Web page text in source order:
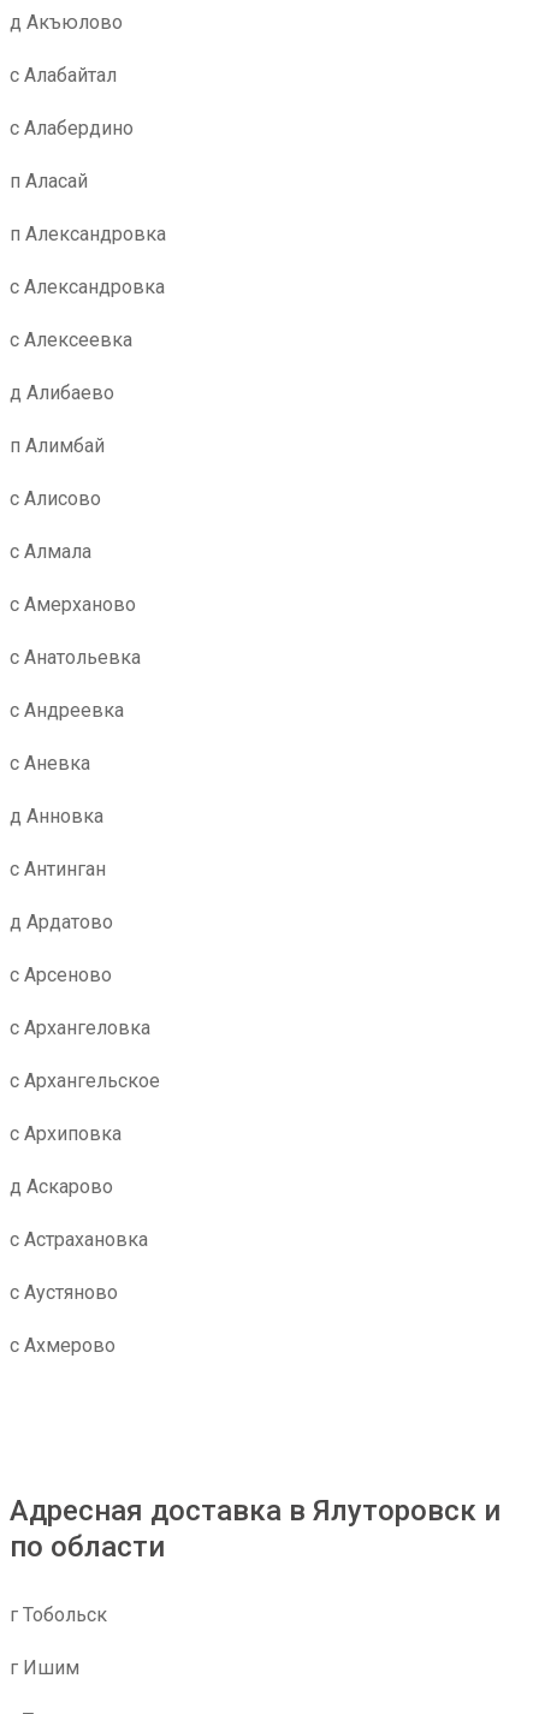
д Акъюлово
с Алабайтал
с Алабердино
п Аласай
п Александровка
с Александровка
с Алексеевка
д Алибаево
п Алимбай
с Алисово
с Алмала
с Амерханово
с Анатольевка
с Андреевка
с Аневка
д Анновка
с Антинган
д Ардатово
с Арсеново
с Архангеловка
с Архангельское
с Архиповка
д Аскарово
с Астрахановка
с Аустяново
с Ахмерово
Адресная доставка в Ялуторовск и
по области
г Тобольск
г Ишим